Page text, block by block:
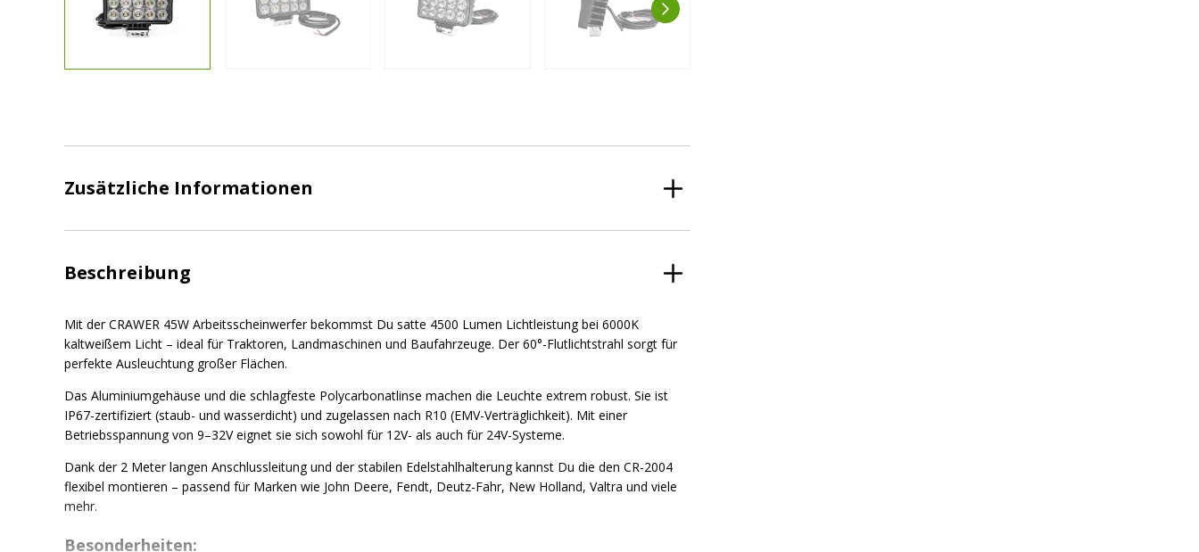
Zusätzliche Informationen
Beschreibung
Mit der CRAWER 45W Arbeitsscheinwerfer bekommst Du satte 4500 Lumen Lichtleistung bei 6000K
kaltweißem Licht – ideal für Traktoren, Landmaschinen und Baufahrzeuge. Der 60°-Flutlichtstrahl sorgt für
perfekte Ausleuchtung großer Flächen.
Das Aluminiumgehäuse und die schlagfeste Polycarbonatlinse machen die Leuchte extrem robust. Sie ist
IP67-zertifiziert (staub- und wasserdicht) und zugelassen nach R10 (EMV-Verträglichkeit). Mit einer
Betriebsspannung von 9–32V eignet sie sich sowohl für 12V- als auch für 24V-Systeme.
Dank der 2 Meter langen Anschlussleitung und der stabilen Edelstahlhalterung kannst Du die den CR-2004
flexibel montieren – passend für Marken wie John Deere, Fendt, Deutz-Fahr, New Holland, Valtra und viele
mehr.
Besonderheiten: